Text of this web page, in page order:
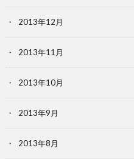
2013年12月
2013年11月
2013年10月
2013年9月
2013年8月